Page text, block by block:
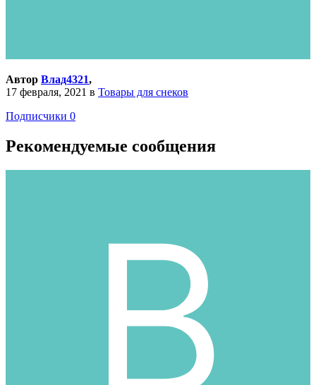
Автор Влад4321,
17 февраля, 2021 в Товары для снеков
Подписчики 0
Рекомендуемые сообщения